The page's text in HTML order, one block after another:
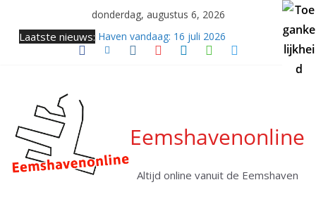
donderdag, augustus 6, 2026
Laatste nieuws: Haven vandaag: 16 juli 2026
Samenkomst van twee giganten (video)
Eemshavenonline
Altijd online vanuit de Eemshaven